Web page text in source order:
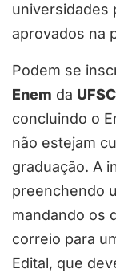
universidades
aprovados na
Podem se
Enem da UFSC
concluindo o
não estejam
graduação. A
preenchendo
mandando os
correio para
Edital, que